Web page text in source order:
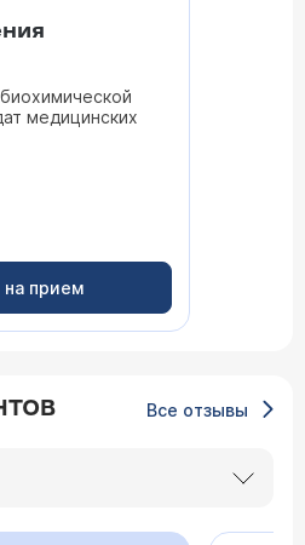
медицинских
на прием
Все отзывы